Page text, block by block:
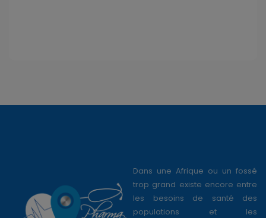
Dans une Afrique ou un fossé
trop grand existe encore entre
les besoins de santé des
populations et les